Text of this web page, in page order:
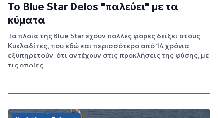
Το Blue Star Delos "παλεύει" με τα
κύματα
Τα πλοία της Blue Star έχουν πολλές φορές δείξει στους
Κυκλαδίτες, που εδώ και περισσότερο από 14 χρόνια
εξυπηρετούν, ότι αντέχουν στις προκλήσεις της φύσης, με
τις οποίες…